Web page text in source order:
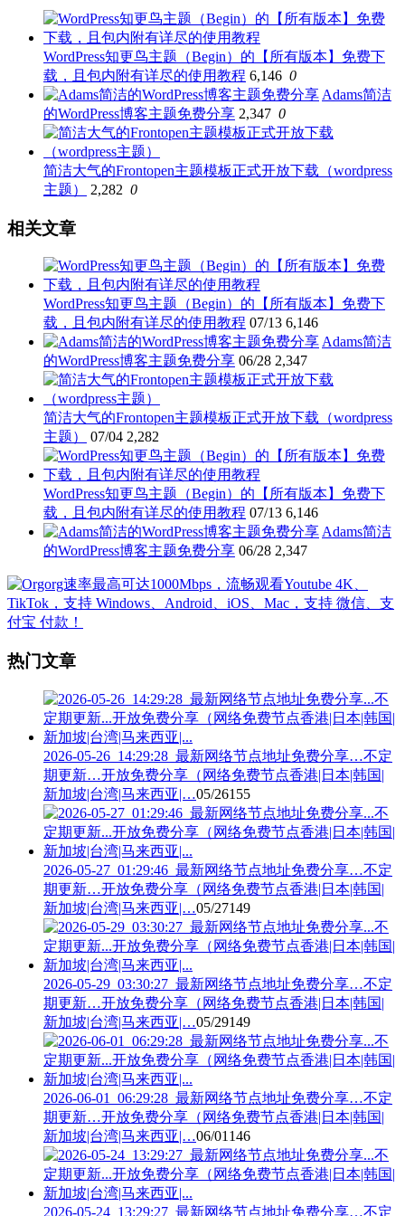
WordPress知更鸟主题（Begin）的【所有版本】免费下
载，且包内附有详尽的使用教程 6,146 0
Adams简洁
的WordPress博客主题免费分享 2,347 0
简洁大气的Frontopen主题模板正式开放下载（wordpress
主题）
2,282 0
相关文章
WordPress知更鸟主题（Begin）的【所有版本】免费下
载，且包内附有详尽的使用教程 07/13 6,146
Adams简洁
的WordPress博客主题免费分享 06/28 2,347
简洁大气的Frontopen主题模板正式开放下载（wordpress
主题）
07/04 2,282
WordPress知更鸟主题（Begin）的【所有版本】免费下
载，且包内附有详尽的使用教程 07/13 6,146
Adams简洁
的WordPress博客主题免费分享 06/28 2,347
热门文章
2026-05-26_14:29:28_最新网络节点地址免费分享…不定
期更新…开放免费分享（网络免费节点香港|日本|韩国|
新加坡|台湾|马来西亚|…05/26155
2026-05-27_01:29:46_最新网络节点地址免费分享…不定
期更新…开放免费分享（网络免费节点香港|日本|韩国|
新加坡|台湾|马来西亚|…05/27149
2026-05-29_03:30:27_最新网络节点地址免费分享…不定
期更新…开放免费分享（网络免费节点香港|日本|韩国|
新加坡|台湾|马来西亚|…05/29149
2026-06-01_06:29:28_最新网络节点地址免费分享…不定
期更新…开放免费分享（网络免费节点香港|日本|韩国|
新加坡|台湾|马来西亚|…06/01 146
2026-05-24_13:29:27_最新网络节点地址免费分享…不定